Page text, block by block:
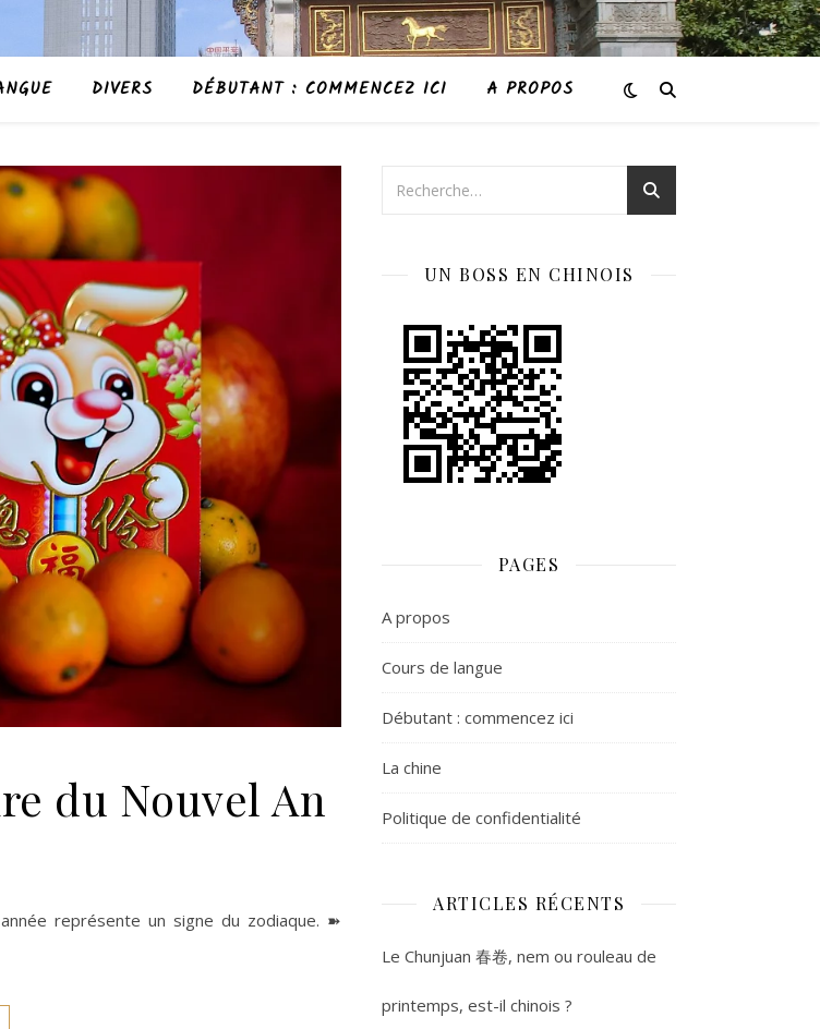
DIVERS DÉBUTANT : COMMENCEZ ICI A PROPOS
du Nouvel An
représente un signe du zodiaque. ➽
UN BOSS EN CHINOIS
PAGES
A propos
Cours de langue
Débutant : commencez ici
La chine
Politique de confidentialité
ARTICLES RÉCENTS
Le Chunjuan 春卷, nem ou rouleau de
printemps, est-il chinois ?